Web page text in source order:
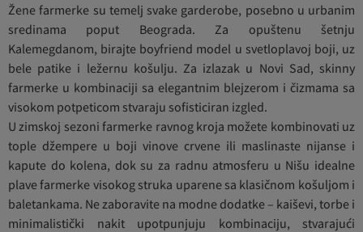
Žene farmerke su temelj svake garderobe, posebno u urbanim
sredinama poput Beograda. Za opuštenu šetnju
Kalemegdanom, birajte boyfriend model u svetloplavoj boji, uz
bele patike i ležernu košulju. Za izlazak u Novi Sad, skinny
farmerke u kombinaciji sa elegantnim blejzerom i čizmama sa
visokom potpeticom stvaraju sofisticiran izgled.
U zimskoj sezoni farmerke ravnog kroja možete kombinovati uz
tople džempere u boji vinove crvene ili maslinaste nijanse i
kapute do kolena, dok su za radnu atmosferu u Nišu idealne
plave farmerke visokog struka uparene sa klasičnom košuljom i
baletankama. Ne zaboravite na modne dodatke – kaiševi, torbe i
minimalistički nakit upotpunjuju kombinaciju, stvarajući